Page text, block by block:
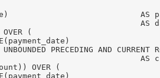
AS
AS
OVER (
PRECEDING AND CURRENT
AS
OVER (